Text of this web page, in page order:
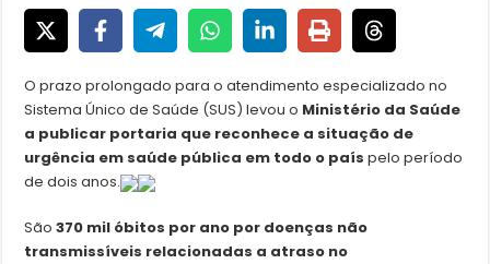
O prazo prolongado para o atendimento especializado no
Sistema Único de Saúde (SUS) levou o Ministério da Saúde
a publicar portaria que reconhece a situação de
urgência em saúde pública em todo o paíspelo período
de dois anos.
São370 mil óbitos por ano por doenças não
transmissíveis relacionadas a atraso no